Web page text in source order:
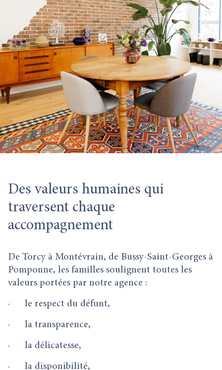
Des valeurs humaines qui
traversent chaque
accompagnement
De Torcy à Montévrain, de Bussy-Saint-Georges à
Pomponne, les familles soulignent toutes les
valeurs portées par notre agence :
· le respect du défunt,
· la transparence,
· la délicatesse,
· la disponibilité,